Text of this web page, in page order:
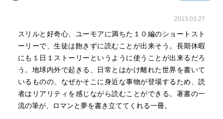
2013.03.27
スリルと好奇心、ユーモアに満ちた１０編のショートスト
ーリーで、生徒は飽きずに読むことが出来そう。長期休暇
にも１日１ストーリーというように使うことが出来るだろ
う。地球内外で起きる、日常とはかけ離れた世界を書いて
いるものの、なぜかそこに身近な事物が登場するため、読
者はリアリティを感じながら読むことができる。著書の一
流の筆が、ロマンと夢を書き立ててくれる一冊。